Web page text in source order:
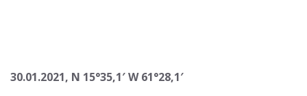
30.01.2021, N 15°35,1′ W 61°28,1′